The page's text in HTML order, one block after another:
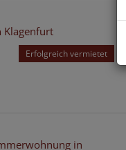
Erfolgreich vermietet